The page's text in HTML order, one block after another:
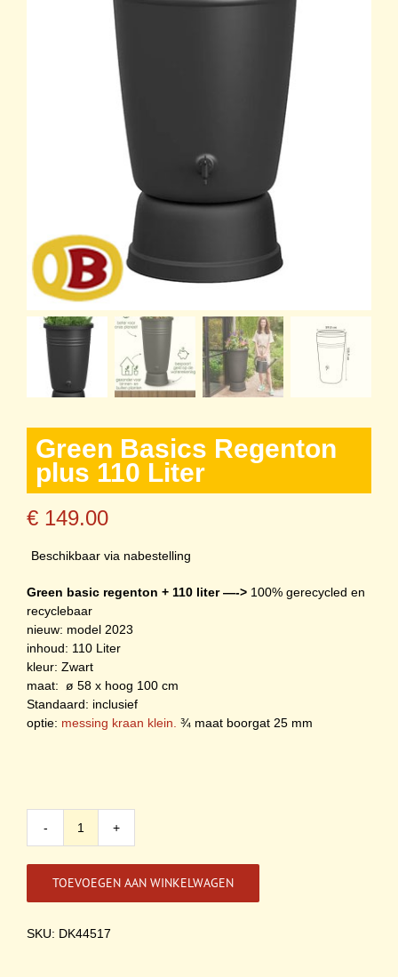
Green Basics Regenton
plus 110 Liter
€ 149.00
Beschikbaar via nabestelling
Green basic regenton + 110 liter —-> 100% gerecycled en
recyclebaar
nieuw: model 2023
inhoud: 110 Liter
kleur: Zwart
maat: ø 58 x hoog 100 cm
Standaard: inclusief
optie: messing kraan klein. ¾ maat boorgat 25 mm
Green
plus
Liter
TOEVOEGEN AAN WINKELWAGEN
SKU: DK44517